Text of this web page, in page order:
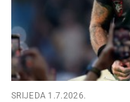
SRIJEDA 1.7.2026.